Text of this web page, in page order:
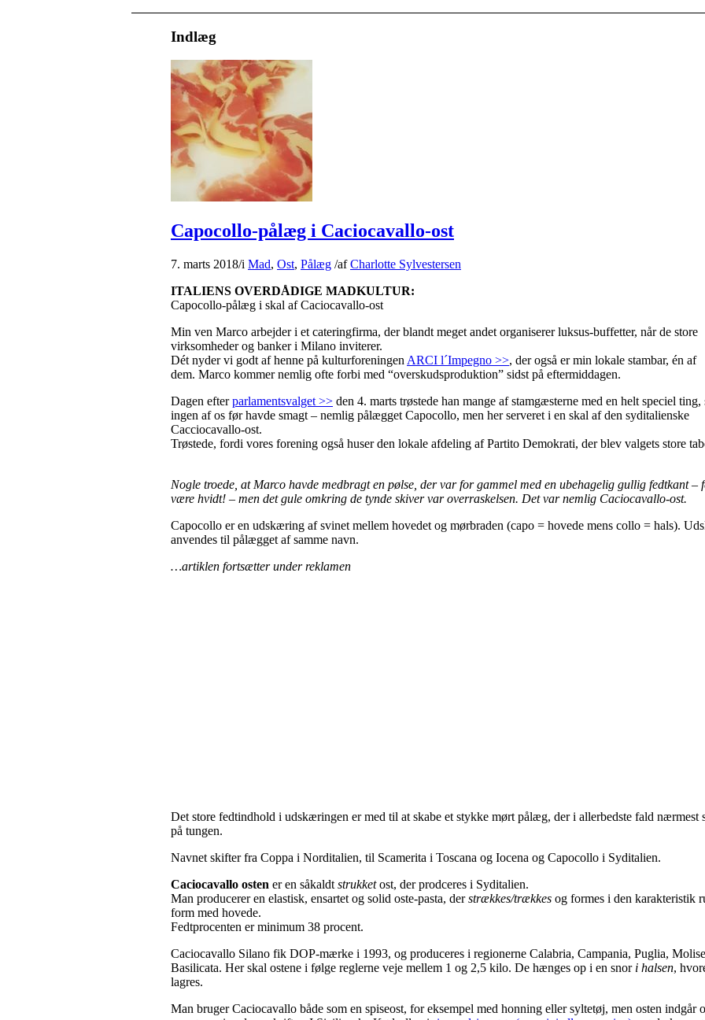
Indlæg
Capocollo-pålæg i Caciocavallo-ost
7. marts 2018/i Mad, Ost, Pålæg /afCharlotte Sylvestersen
ITALIENS OVERDÅDIGE MADKULTUR:
Capocollo-pålæg i skal af Caciocavallo-ost
Min ven Marco arbejder i et cateringfirma, der blandt meget andet organiserer luksus-buffetter, når de store
virksomheder og banker i Milano inviterer.
Dét nyder vi godt af henne på kulturforeningen ARCI l´Impegno >>, der også er min lokale stambar, én af
dem. Marco kommer nemlig ofte forbi med “overskudsproduktion” sidst på eftermiddagen.
Dagen efterparlamentsvalget >> den 4. marts trøstede han mange af stamgæsterne med en helt speciel ting,
ingen af os før havde smagt – nemlig pålægget Capocollo, men her serveret i en skal af den syditalienske
Cacciocavallo-ost.
Trøstede, fordi vores forening også huser den lokale afdeling af Partito Demokrati, der blev valgets store
Nogle troede, at Marco havde medbragt en pølse, der var for gammel med en ubehagelig gullig fedtkant –
være hvidt! – men det gule omkring de tynde skiver var overraskelsen. Det var nemlig Caciocavallo-ost.
Capocollo er en udskæring af svinet mellem hovedet og mørbraden (capo = hovede mens collo = hals).
anvendes til pålægget af samme navn.
…artiklen fortsætter under reklamen
Det store fedtindhold i udskæringen er med til at skabe et stykke mørt pålæg, der i allerbedste fald nærmest
på tungen.
Navnet skifter fra Coppa i Norditalien, til Scamerita i Toscana og Iocena og Capocollo i Syditalien.
Caciocavallo osten er en såkaldt strukketost, der prodceres i Syditalien.
Man producerer en elastisk, ensartet og solid oste-pasta, derstrækkes/trækkes og formes i den karakteristik
form med hovede.
Fedtprocenten er minimum 38 procent.
Caciocavallo Silano fik DOP-mærke i 1993, og produceres i regionerne Calabria, Campania, Puglia,
Basilicata. Her skal ostene i følge reglerne veje mellem 1 og 2,5 kilo. De hænges op i en snori halsen,
lagres.
Man bruger Caciocavallo både som en spiseost, for eksempel med honning eller syltetøj, men osten indgår